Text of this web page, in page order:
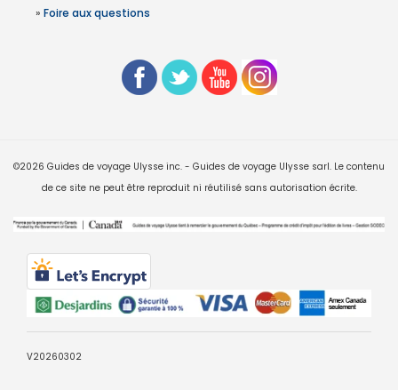
» Foire aux questions
©2026 Guides de voyage Ulysse inc. - Guides de voyage Ulysse sarl. Le contenu
de ce site ne peut être reproduit ni réutilisé sans autorisation écrite.
V20260302